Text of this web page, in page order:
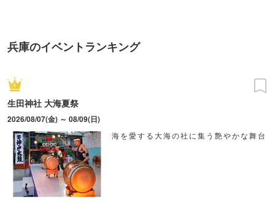
兵庫のイベントランキング
生田神社 大海夏祭
2026/08/07(金) ～ 08/09(日)
海を愛する大海の社に集う艶やかな舞台